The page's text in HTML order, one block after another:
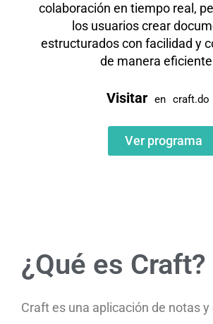
colaboración en tiempo real,
los usuarios crear
estructurados con facilidad y
de manera
Visitar en craft.do
Ver programa
¿Qué es Craft?
Craft es una aplicación de notas